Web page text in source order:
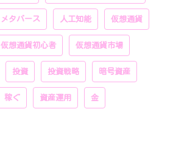
メタバース 人工知能 仮想通貨
仮想通貨初心者 仮想通貨市場
投資 投資戦略 暗号資産
稼ぐ 資産運用 金